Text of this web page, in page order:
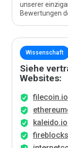
unserer
Bewertungen
Wissenschaft
Siehe
Websites:
filecoin.io
kaleido.io